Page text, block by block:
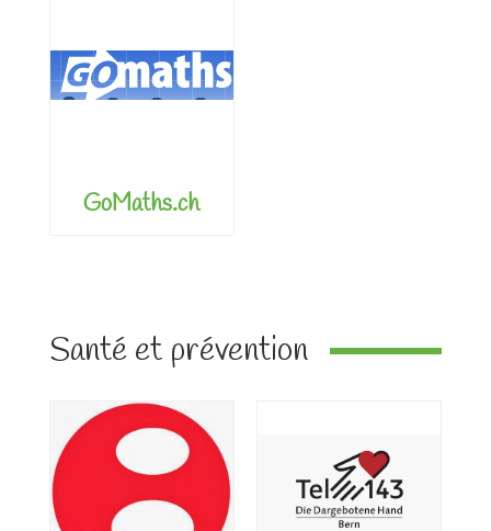
GoMaths.ch
Santé et prévention